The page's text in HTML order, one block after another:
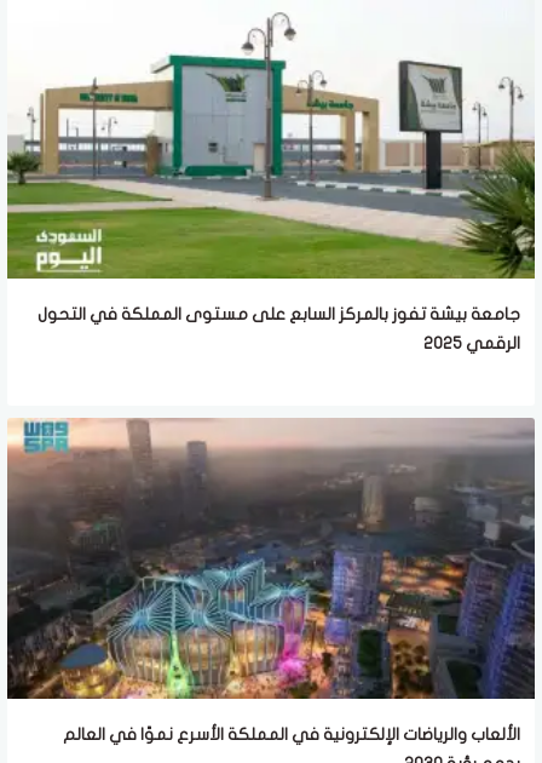
جامعة بيشة تفوز بالمركز السابع على مستوى المملكة في التحول
الرقمي 2025
الألعاب والرياضات الإلكترونية في المملكة الأسرع نموًا في العالم